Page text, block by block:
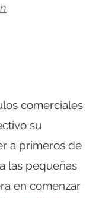
comerciales
su
a primeros de
las pequeñas
en comenzar